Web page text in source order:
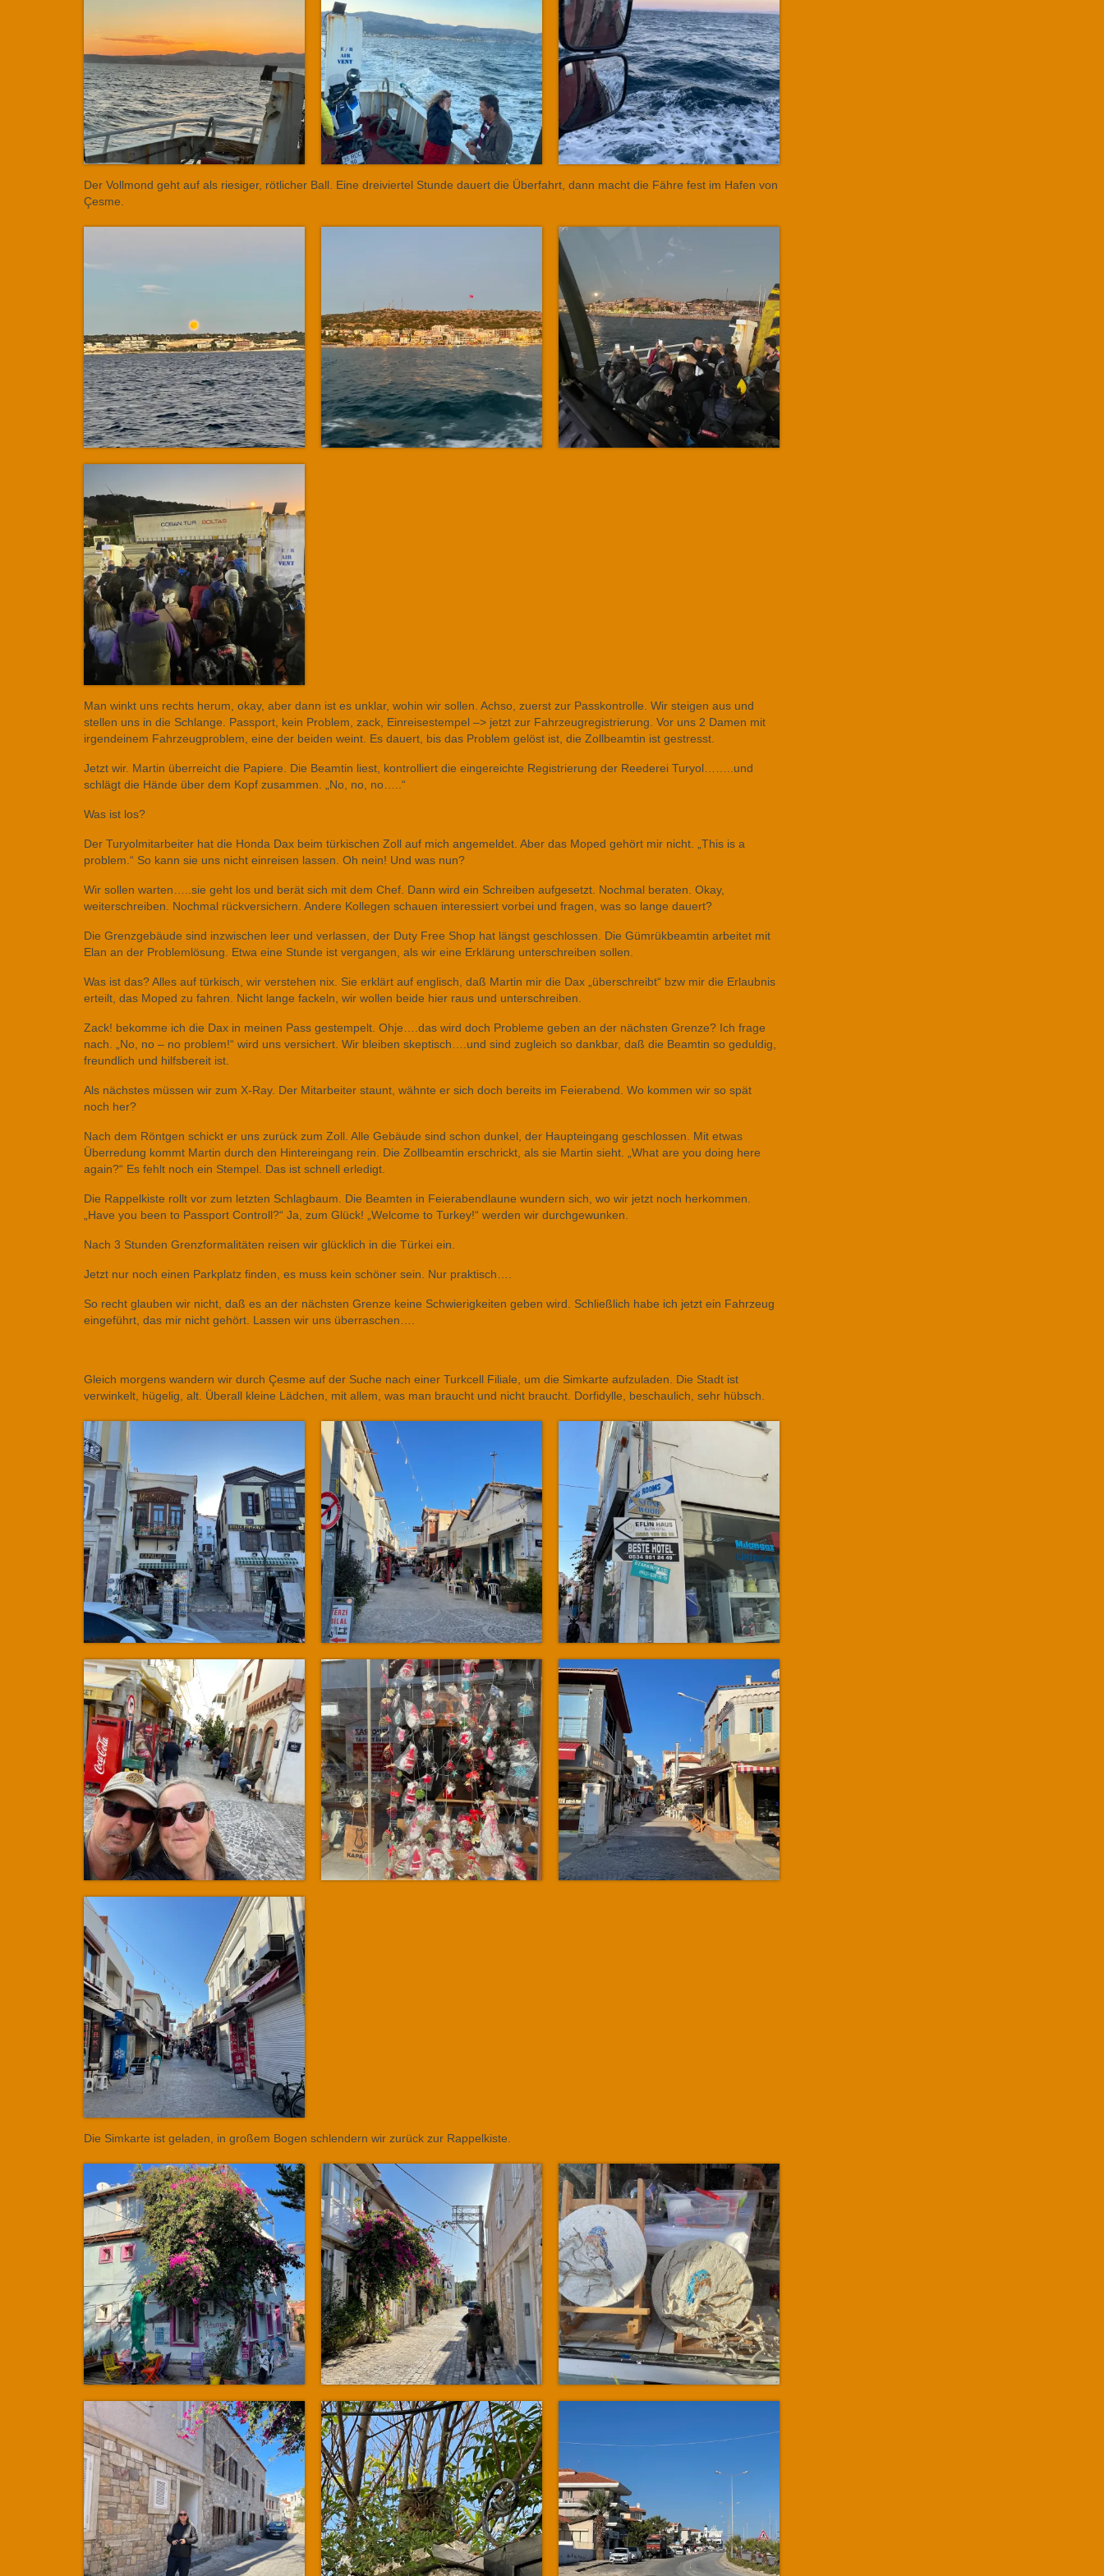
Der Vollmond geht auf als riesiger, rötlicher Ball. Eine dreiviertel Stunde dauert die Überfahrt, dann macht die Fähre fest im Hafen von
Çesme.
Man winkt uns rechts herum, okay, aber dann ist es unklar, wohin wir sollen. Achso, zuerst zur Passkontrolle. Wir steigen aus und
stellen uns in die Schlange. Passport, kein Problem, zack, Einreisestempel –> jetzt zur Fahrzeugregistrierung. Vor uns 2 Damen mit
irgendeinem Fahrzeugproblem, eine der beiden weint. Es dauert, bis das Problem gelöst ist, die Zollbeamtin ist gestresst.
Jetzt wir. Martin überreicht die Papiere. Die Beamtin liest, kontrolliert die eingereichte Registrierung der Reederei Turyol……..und
schlägt die Hände über dem Kopf zusammen. „No, no, no…..“
Was ist los?
Der Turyolmitarbeiter hat die Honda Dax beim türkischen Zoll auf mich angemeldet. Aber das Moped gehört mir nicht. „This is a
problem.“ So kann sie uns nicht einreisen lassen. Oh nein! Und was nun?
Wir sollen warten…..sie geht los und berät sich mit dem Chef. Dann wird ein Schreiben aufgesetzt. Nochmal beraten. Okay,
weiterschreiben. Nochmal rückversichern. Andere Kollegen schauen interessiert vorbei und fragen, was so lange dauert?
Die Grenzgebäude sind inzwischen leer und verlassen, der Duty Free Shop hat längst geschlossen. Die Gümrükbeamtin arbeitet mit
Elan an der Problemlösung. Etwa eine Stunde ist vergangen, als wir eine Erklärung unterschreiben sollen.
Was ist das? Alles auf türkisch, wir verstehen nix. Sie erklärt auf englisch, daß Martin mir die Dax „überschreibt“ bzw mir die Erlaubnis
erteilt, das Moped zu fahren. Nicht lange fackeln, wir wollen beide hier raus und unterschreiben.
Zack! bekomme ich die Dax in meinen Pass gestempelt. Ohje….das wird doch Probleme geben an der nächsten Grenze? Ich frage
nach. „No, no – no problem!“ wird uns versichert. Wir bleiben skeptisch….und sind zugleich so dankbar, daß die Beamtin so geduldig,
freundlich und hilfsbereit ist.
Als nächstes müssen wir zum X-Ray. Der Mitarbeiter staunt, wähnte er sich doch bereits im Feierabend. Wo kommen wir so spät
noch her?
Nach dem Röntgen schickt er uns zurück zum Zoll. Alle Gebäude sind schon dunkel, der Haupteingang geschlossen. Mit etwas
Überredung kommt Martin durch den Hintereingang rein. Die Zollbeamtin erschrickt, als sie Martin sieht. „What are you doing here
again?“ Es fehlt noch ein Stempel. Das ist schnell erledigt.
Die Rappelkiste rollt vor zum letzten Schlagbaum. Die Beamten in Feierabendlaune wundern sich, wo wir jetzt noch herkommen.
„Have you been to Passport Controll?“ Ja, zum Glück! „Welcome to Turkey!“ werden wir durchgewunken.
Nach 3 Stunden Grenzformalitäten reisen wir glücklich in die Türkei ein.
Jetzt nur noch einen Parkplatz finden, es muss kein schöner sein. Nur praktisch….
So recht glauben wir nicht, daß es an der nächsten Grenze keine Schwierigkeiten geben wird. Schließlich habe ich jetzt ein Fahrzeug
eingeführt, das mir nicht gehört. Lassen wir uns überraschen….
Gleich morgens wandern wir durch Çesme auf der Suche nach einer Turkcell Filiale, um die Simkarte aufzuladen. Die Stadt ist
verwinkelt, hügelig, alt. Überall kleine Lädchen, mit allem, was man braucht und nicht braucht. Dorfidylle, beschaulich, sehr hübsch.
Die Simkarte ist geladen, in großem Bogen schlendern wir zurück zur Rappelkiste.